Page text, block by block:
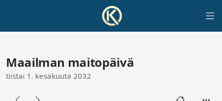
Maailman maitopäivä
tiistai 1. kesäkuuta 2032